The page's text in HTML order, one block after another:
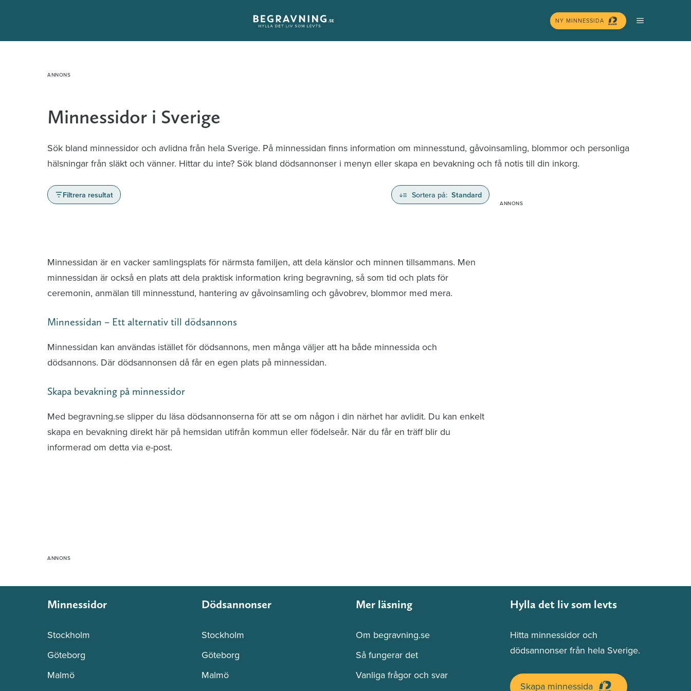
innehåll
NY MINNESSIDA MENY
Minnessidor i Sverige
Sök bland minnessidor och avlidna från hela Sverige. På minnessidan finns information om minnesstund, gåvoinsamling, blommor och personliga
hälsningar från släkt och vänner. Hittar du inte? Sök bland dödsannonser i menyn eller skapa en bevakning och få notis till din inkorg.
Filtrera resultat Sortera på: Standard
Minnessidan är en vacker samlingsplats för närmsta familjen, att dela känslor och minnen tillsammans. Men
minnessidan är också en plats att dela praktisk information kring begravning, så som tid och plats för
ceremonin, anmälan till minnesstund, hantering av gåvoinsamling och gåvobrev, blommor med mera.
Minnessidan – Ett alternativ till dödsannons
Minnessidan kan användas istället för dödsannons, men många väljer att ha både minnessida och
dödsannons. Där dödsannonsen då får en egen plats på minnessidan.
Skapa bevakning på minnessidor
Med begravning.se slipper du läsa dödsannonserna för att se om någon i din närhet har avlidit. Du kan enkelt
skapa en bevakning direkt här på hemsidan utifrån kommun eller födelseår. När du får en träff blir du
informerad om detta via e-post.
Minnessidor
Stockholm
Göteborg
Malmö
Dödsannonser
Stockholm
Göteborg
Malmö
Mer läsning
Om begravning.se
Så fungerar det
Vanliga frågor och svar
Hylla det liv som levts
Hitta minnessidor och
dödsannonser från hela Sverige.
Skapa minnessida